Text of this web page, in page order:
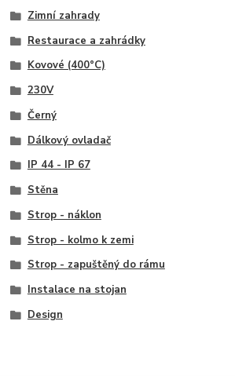
Zimní zahrady
Restaurace a zahrádky
Kovové (400°C)
230V
Černý
Dálkový ovladač
IP 44 - IP 67
Stěna
Strop - náklon
Strop - kolmo k zemi
Strop - zapuštěný do rámu
Instalace na stojan
Design